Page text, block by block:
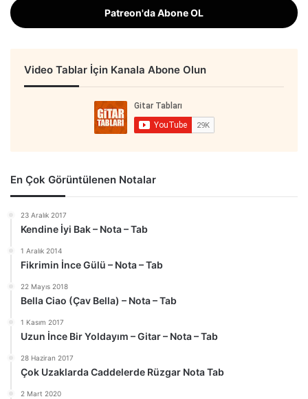
Patreon'da Abone OL
Video Tablar İçin Kanala Abone Olun
En Çok Görüntülenen Notalar
23 Aralık 2017
Kendine İyi Bak – Nota – Tab
1 Aralık 2014
Fikrimin İnce Gülü – Nota – Tab
22 Mayıs 2018
Bella Ciao (Çav Bella) – Nota – Tab
1 Kasım 2017
Uzun İnce Bir Yoldayım – Gitar – Nota – Tab
28 Haziran 2017
Çok Uzaklarda Caddelerde Rüzgar Nota Tab
2 Mart 2020